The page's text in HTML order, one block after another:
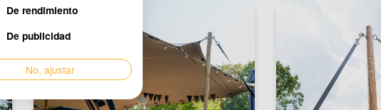
De rendimiento
De publicidad
No, ajustar